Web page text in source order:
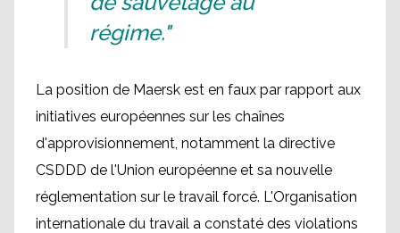
régime."
La position de Maersk est en faux par rapport aux
initiatives européennes sur les chaînes
d'approvisionnement, notamment la directive
CSDDD de l'Union européenne et sa nouvelle
réglementation sur le travail forcé. L'Organisation
internationale du travail a constaté des violations